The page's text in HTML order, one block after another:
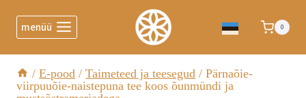
menüü 0
/ E-pood / Taimeteed ja teesegud / Pärnaõie-
viirpuuõie-naistepuna tee koos õunmündi ja